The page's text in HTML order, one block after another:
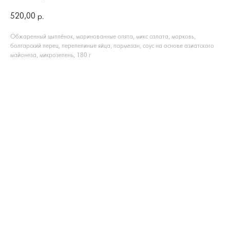
520,00 р.
Обжаренный цыплёнок, маринованные опята, микс салата, морковь,
болгарский перец, перепелиные яйца, пармезан, соус на основе азиатского
майонеза, микрозелень, 180 г